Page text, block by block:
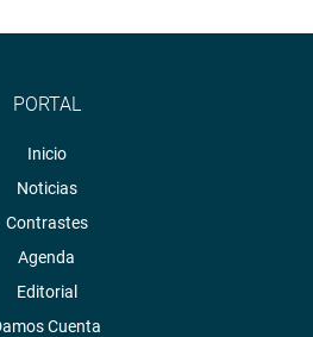
PORTAL
Inicio
Noticias
Contrastes
Agenda
Editorial
Cuenta